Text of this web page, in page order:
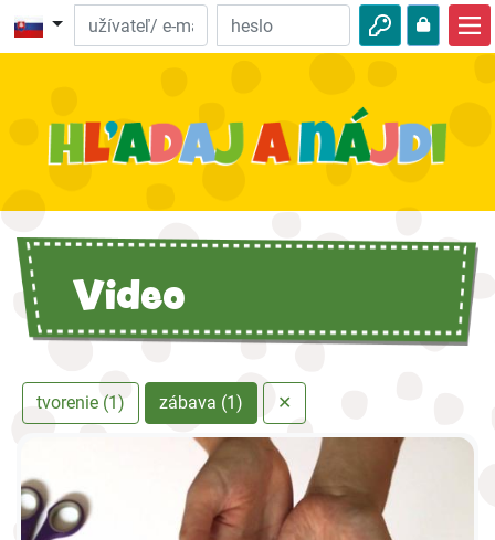
Biblické dobrodružstvá
Video
tvorenie (1) zábava (1) ✕